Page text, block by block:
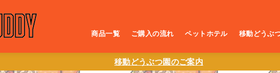
商品一覧 ご購入の流れ ペットホテル 移動どうぶ
移動どうぶつ園のご案内